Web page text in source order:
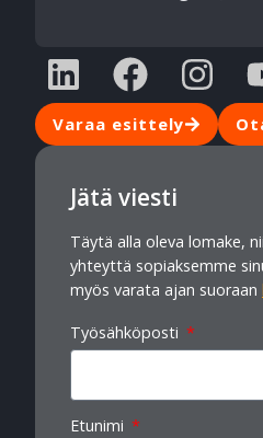
Varaa esittely
Jätä viesti
Täytä alla oleva lomake,
yhteyttä sopiaksemme
myös varata ajan suoraan
Työsähköposti
Etunimi